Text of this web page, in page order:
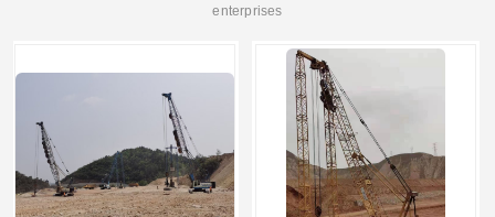
enterprises